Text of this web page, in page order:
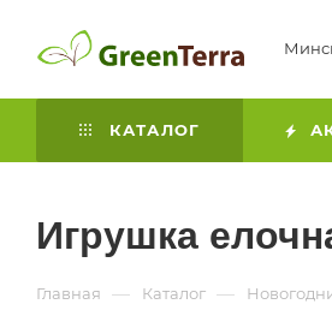
КАТАЛОГ
Игрушка
Главная — Каталог —